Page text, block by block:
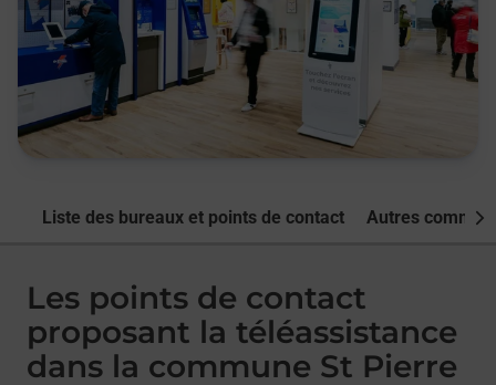
Liste des bureaux et points de contact Autres
Les points de contact
proposant la téléassistance
dans la commune St Pierre